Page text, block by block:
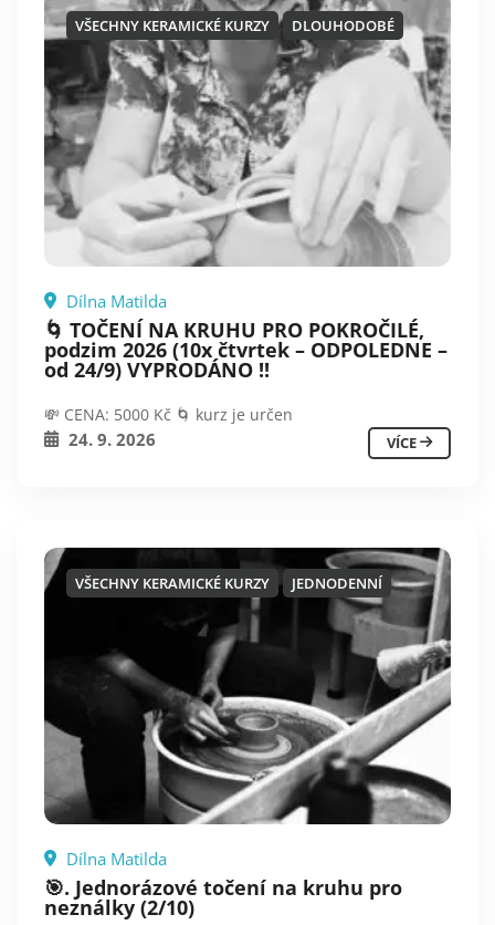
VŠECHNY KERAMICKÉ KURZY DLOUHODOBÉ
Dílna Matilda
🌀 TOČENÍ NA KRUHU PRO POKROČILÉ,
podzim 2026 (10x čtvrtek – ODPOLEDNE –
od 24/9) VYPRODÁNO !!
💸 CENA: 5000 Kč 🌀 kurz je určen
24. 9. 2026 VÍCE
VŠECHNY KERAMICKÉ KURZY JEDNODENNÍ
Dílna Matilda
🎯. Jednorázové točení na kruhu pro
neználky (2/10)